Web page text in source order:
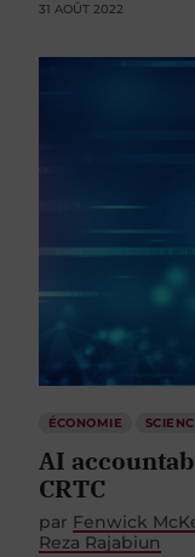
31 AOÛT 2022
ÉCONOMIE
AI
CRTC
par Fenwick
Reza Rajabiun